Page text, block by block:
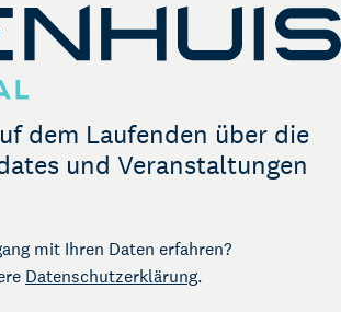
dem Laufenden über die
und Veranstaltungen
mit Ihren Daten erfahren?
Datenschutzerklärung.